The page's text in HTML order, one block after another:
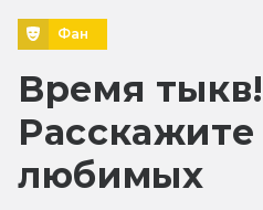
Фан
Время тыкв!
любимых